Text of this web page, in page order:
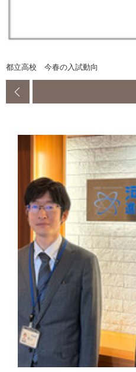
都立高校 今春の入試動向